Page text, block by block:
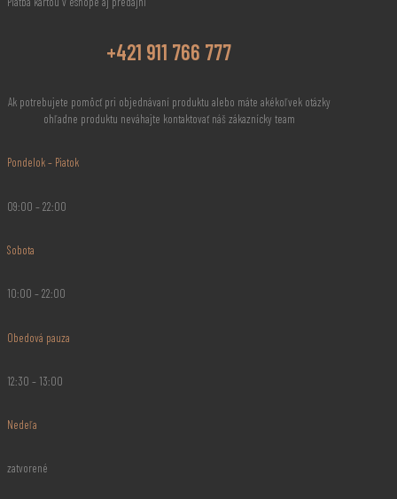
+421 911 766 777
Ak potrebujete pomôcť pri objednávaní produktu alebo máte akékoľvek otázky
ohľadne produktu neváhajte kontaktovať náš zákaznícky team
Pondelok – Piatok
09:00 – 22:00
Sobota
10:00 – 22:00
Obedová pauza
12:30 – 13:00
Nedeľa
zatvorené